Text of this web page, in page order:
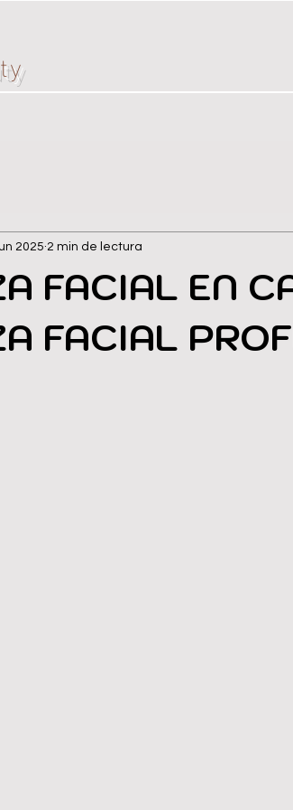
FACIAL EN
FACIAL
2025 2 min de lectura